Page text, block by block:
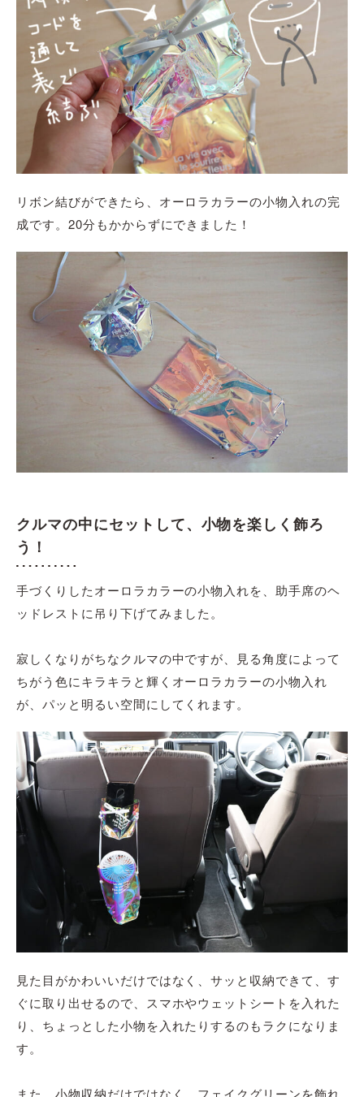
リボン結びができたら、オーロラカラーの小物入れの完
成です。 20分 もかからずにできました！
クルマの中にセットして、小物を楽しく飾ろ
う！
手づくりしたオーロラカラーの小物入れを、助手席のヘ
ッドレストに吊り下げてみました。
寂しくなりがちなクルマの中ですが、
見る角度によって
ちがう色にキラキラと輝くオーロラカラーの小物入れ
が、パッと明るい空間にしてくれます。
見た目がかわいいだけではなく、サッと収納できて、す
ぐに取り出せるので、スマホやウェットシート を入れた
り、ちょっとした小物を入れたりするのもラクになりま
す。
また、 小物収納だけではなく、フェイクグリーンを飾れ